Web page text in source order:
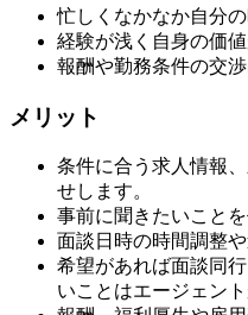
忙しくなかなか自分
経験が浅く自身の価
報酬や勤務条件の交
メリット
条件に合う求人情報
せします。
事前に聞きたいこと
面談日時の時間調整
希望があれば面談同
いことはエージェン